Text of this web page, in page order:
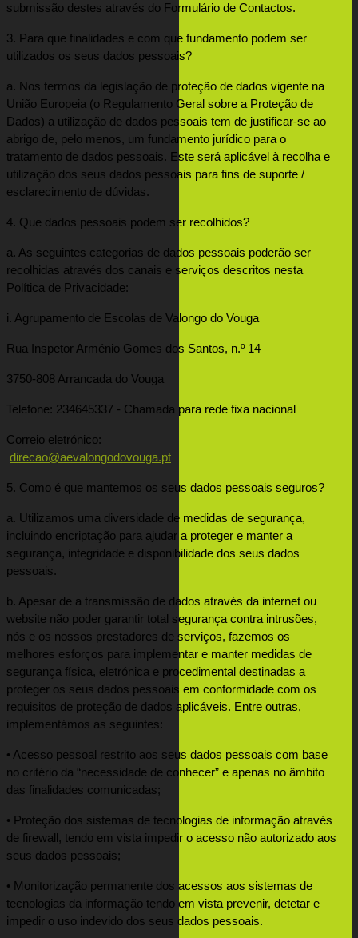
submissão destes através do Formulário de Contactos.
3. Para que finalidades e com que fundamento podem ser
utilizados os seus dados pessoais?
a. Nos termos da legislação de proteção de dados vigente na
União Europeia (o Regulamento Geral sobre a Proteção de
Dados) a utilização de dados pessoais tem de justificar-se ao
abrigo de, pelo menos, um fundamento jurídico para o
tratamento de dados pessoais. Este será aplicável à recolha e
utilização dos seus dados pessoais para fins de suporte /
esclarecimento de dúvidas.
4. Que dados pessoais podem ser recolhidos?
a. As seguintes categorias de dados pessoais poderão ser
recolhidas através dos canais e serviços descritos nesta
Política de Privacidade:
i. Agrupamento de Escolas de Valongo do Vouga
Rua Inspetor Arménio Gomes dos Santos, n.º 14
3750-808 Arrancada do Vouga
Telefone: 234645337 - Chamada para rede fixa nacional
Correio eletrónico:
direcao@aevalongodovouga.pt
5. Como é que mantemos os seus dados pessoais seguros?
a. Utilizamos uma diversidade de medidas de segurança,
incluindo encriptação para ajudar a proteger e manter a
segurança, integridade e disponibilidade dos seus dados
pessoais.
b. Apesar de a transmissão de dados através da internet ou
website não poder garantir total segurança contra intrusões,
nós e os nossos prestadores de serviços, fazemos os
melhores esforços para implementar e manter medidas de
segurança física, eletrónica e procedimental destinadas a
proteger os seus dados pessoais em conformidade com os
requisitos de proteção de dados aplicáveis. Entre outras,
implementámos as seguintes:
• Acesso pessoal restrito aos seus dados pessoais com base
no critério da “necessidade de conhecer” e apenas no âmbito
das finalidades comunicadas;
• Proteção dos sistemas de tecnologias de informação através
de firewall, tendo em vista impedir o acesso não autorizado aos
seus dados pessoais;
• Monitorização permanente dos acessos aos sistemas de
tecnologias da informação tendo em vista prevenir, detetar e
impedir o uso indevido dos seus dados pessoais.